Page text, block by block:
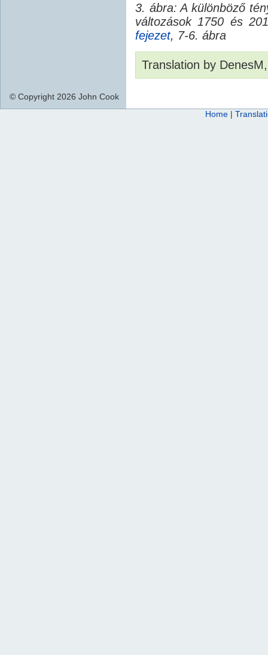
3. ábra: A különböző
változások 1750 és
fejezet, 7-6. ábra
Translation by
© Copyright 2026 John Cook
Home |